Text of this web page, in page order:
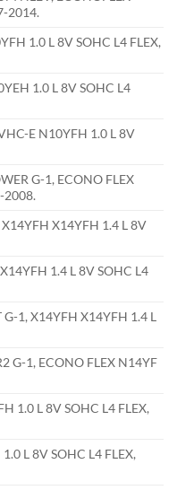
2014.
1.0 L 8V SOHC L4 FLEX,
1.0 L 8V SOHC L4
E N10YFH 1.0 L 8V
G-1, ECONO FLEX
2008.
X14YFH 1.4 L 8V
1.4 L 8V SOHC L4
1, X14YFH X14YFH 1.4 L
G-1, ECONO FLEX N14YF
1.0 L 8V SOHC L4 FLEX,
L 8V SOHC L4 FLEX,